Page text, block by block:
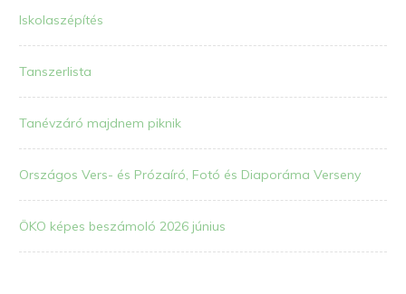
Iskolaszépítés
Tanszerlista
Tanévzáró majdnem piknik
Országos Vers- és Prózaíró, Fotó és Diaporáma Verseny
ÖKO képes beszámoló 2026 június